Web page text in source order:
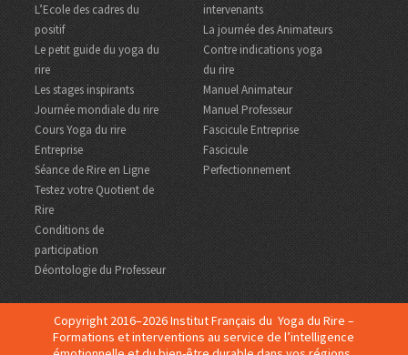
L’Ecole des cadres du
positif
Le petit guide du yoga du
rire
Les stages inspirants
Journée mondiale du rire
Cours Yoga du rire
Entreprise
Séance de Rire en Ligne
Testez votre Quotient de
Rire
Conditions de
participation
Déontologie du Professeur
intervenants
La journée des Animateurs
Contre indications yoga
du rire
Manuel Animateur
Manuel Professeur
Fascicule Entreprise
Fascicule
Perfectionnement
Copyright 2016–2026 Institut Français du Yoga du Rire –
Formations et interventions au service de l’intelligence